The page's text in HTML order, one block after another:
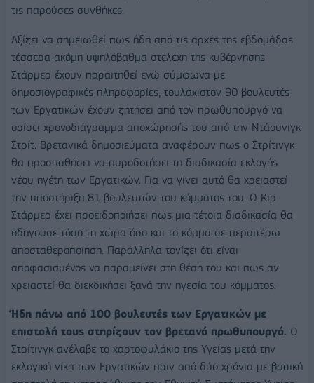
τις παρούσες συνθήκες.
Αξίζει να σημειωθεί πως ήδη από τις αρχές της εβδομάδας
τέσσερα ακόμη υψηλόβαθμα στελέχη της κυβέρνησης
Στάρμερ έχουν παραιτηθεί ενώ σύμφωνα με
δημοσιογραφικές πληροφορίες, τουλάχιστον 90 βουλευτές
των Εργατικών έχουν ζητήσει από τον πρωθυπουργό να
ορίσει χρονοδιάγραμμα αποχώρησής του από την Ντάουνιγκ
Στρίτ. Βρετανικά δημοσιεύματα αναφέρουν πως ο Στρίτινγκ
θα προσπαθήσει να πυροδοτήσει τη διαδικασία εκλογής
νέου ηγέτη των Εργατικών. Για να γίνει αυτό θα χρειαστεί
την υποστήριξη 81 βουλευτών του κόμματος του. Ο Κιρ
Στάρμερ έχει προειδοποιήσει πως μια τέτοια διαδικασία θα
οδηγούσε τόσο τη χώρα όσο και το κόμμα σε περαιτέρω
αποσταθεροποίηση. Παράλληλα τονίζει ότι είναι
αποφασισμένος να παραμείνει στη θέση του και πως αν
χρειαστεί θα διεκδικήσει ξανά την ηγεσία του κόμματος.
Ήδη πάνω από 100 βουλευτές των Εργατικών με
επιστολή τους στηρίζουν τον βρετανό πρωθυπουργό. Ο
Στρίτινγκ ανέλαβε το χαρτοφυλάκιο της Υγείας μετά την
εκλογική νίκη των Εργατικών πριν από δύο χρόνια με βασική